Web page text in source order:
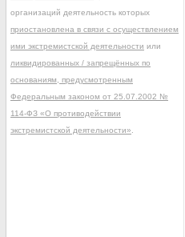
организаций деятельность которых
приостановлена в связи с осуществлением
ими экстремистской деятельности или
ликвидированных / запрещённых по
основаниям, предусмотренным
Федеральным законом от 25.07.2002 №
114-ФЗ «О противодействии
экстремистской деятельности»